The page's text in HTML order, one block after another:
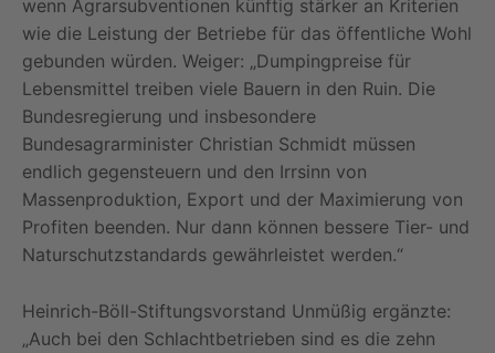
wenn Agrarsubventionen künftig stärker an Kriterien
wie die Leistung der Betriebe für das öffentliche Wohl
gebunden würden. Weiger: „Dumpingpreise für
Lebensmittel treiben viele Bauern in den Ruin. Die
Bundesregierung und insbesondere
Bundesagrarminister Christian Schmidt müssen
endlich gegensteuern und den Irrsinn von
Massenproduktion, Export und der Maximierung von
Profiten beenden. Nur dann können bessere Tier- und
Naturschutzstandards gewährleistet werden.“
Heinrich-Böll-Stiftungsvorstand Unmüßig ergänzte:
„Auch bei den Schlachtbetrieben sind es die zehn